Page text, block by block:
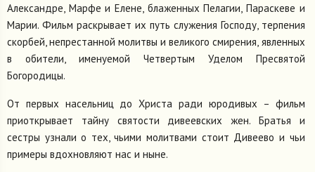
Александре, Марфе и Елене, блаженных Пелагии, Параскеве и
Марии. Фильм раскрывает их путь служения Господу, терпения
скорбей, непрестанной молитвы и великого смирения, явленных
в обители, именуемой Четвертым Уделом Пресвятой
Богородицы.
От первых насельниц до Христа ради юродивых – фильм
приоткрывает тайну святости дивеевских жен. Братья и
сестры узнали о тех, чьими молитвами стоит Дивеево и чьи
примеры вдохновляют нас и ныне.